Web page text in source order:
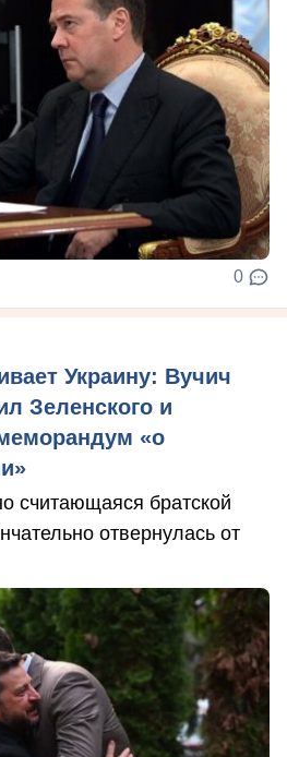
0
Украину: Вучич
Зеленского и
«о
считающаяся братской
отвернулась от